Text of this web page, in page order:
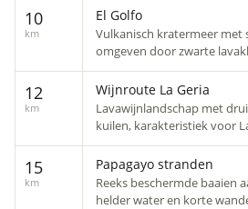
10
km
El Golfo
Vulkanisch kratermeer met
omgeven door zwarte
12
km
Wijnroute La Geria
Lavawijnlandschap met
kuilen, karakteristiek voor
15
km
Papagayo stranden
Reeks beschermde baaien
helder water en korte